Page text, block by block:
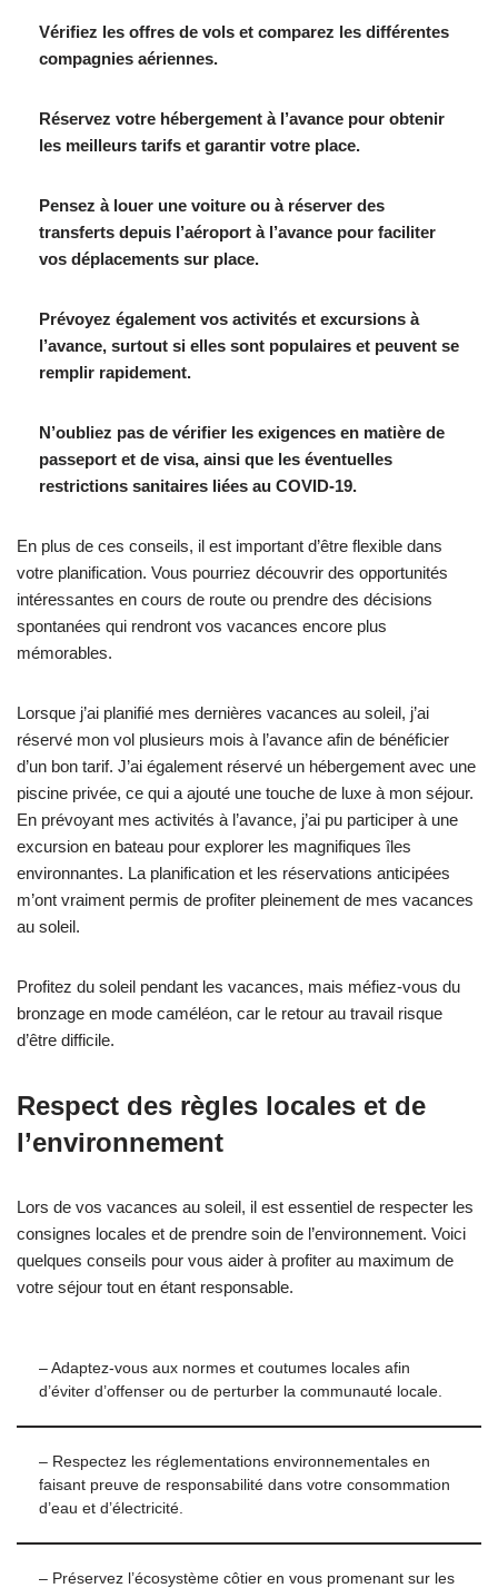
Vérifiez les offres de vols et comparez les différentes
compagnies aériennes.
Réservez votre hébergement à l’avance pour obtenir
les meilleurs tarifs et garantir votre place.
Pensez à louer une voiture ou à réserver des
transferts depuis l’aéroport à l’avance pour faciliter
vos déplacements sur place.
Prévoyez également vos activités et excursions à
l’avance, surtout si elles sont populaires et peuvent se
remplir rapidement.
N’oubliez pas de vérifier les exigences en matière de
passeport et de visa, ainsi que les éventuelles
restrictions sanitaires liées au COVID-19.
En plus de ces conseils, il est important d’être flexible dans
votre planification. Vous pourriez découvrir des opportunités
intéressantes en cours de route ou prendre des décisions
spontanées qui rendront vos vacances encore plus
mémorables.
Lorsque j’ai planifié mes dernières vacances au soleil, j’ai
réservé mon vol plusieurs mois à l’avance afin de bénéficier
d’un bon tarif. J’ai également réservé un hébergement avec une
piscine privée, ce qui a ajouté une touche de luxe à mon séjour.
En prévoyant mes activités à l’avance, j’ai pu participer à une
excursion en bateau pour explorer les magnifiques îles
environnantes. La planification et les réservations anticipées
m’ont vraiment permis de profiter pleinement de mes vacances
au soleil.
Profitez du soleil pendant les vacances, mais méfiez-vous du
bronzage en mode caméléon, car le retour au travail risque
d’être difficile.
Respect des règles locales et de
l’environnement
Lors de vos vacances au soleil, il est essentiel de respecter les
consignes locales et de prendre soin de l’environnement. Voici
quelques conseils pour vous aider à profiter au maximum de
votre séjour tout en étant responsable.
– Adaptez-vous aux normes et coutumes locales afin
d’éviter d’offenser ou de perturber la communauté locale.
– Respectez les réglementations environnementales en
faisant preuve de responsabilité dans votre consommation
d’eau et d’électricité.
– Préservez l’écosystème côtier en vous promenant sur les